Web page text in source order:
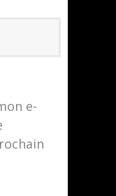
e-